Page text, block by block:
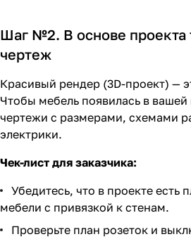
Шаг №2. В основе проекта
чертеж
Красивый рендер (3D-проект) —
Чтобы мебель появилась в
чертежи с размерами, схемами
электрики.
Чек-лист для заказчика:
Убедитесь, что в проекте есть
мебели с привязкой к стенам.
Проверьте план розеток и